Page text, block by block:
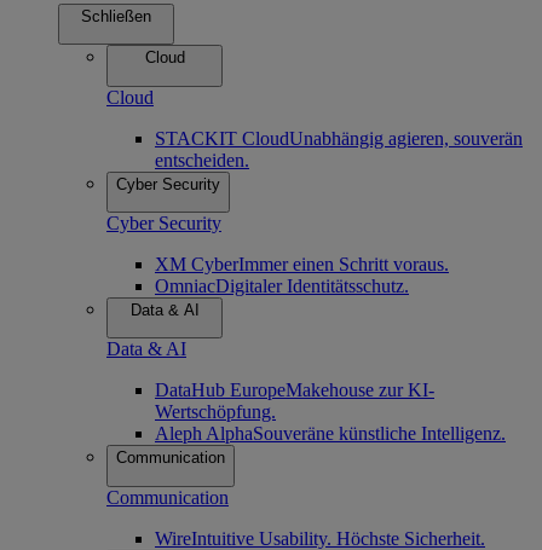
Schließen
Cloud
Cloud
STACKIT CloudUnabhängig agieren, souverän
entscheiden.
Cyber Security
Cyber Security
XM CyberImmer einen Schritt voraus.
OmniacDigitaler Identitätsschutz.
Data & AI
Data & AI
DataHub EuropeMakehouse zur KI-
Wertschöpfung.
Aleph AlphaSouveräne künstliche Intelligenz.
Communication
Communication
WireIntuitive Usability. Höchste Sicherheit.